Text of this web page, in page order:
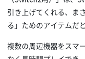
引き上げてくれる、ま
る」ためのアイテムだ
複数の周辺機器をスマ